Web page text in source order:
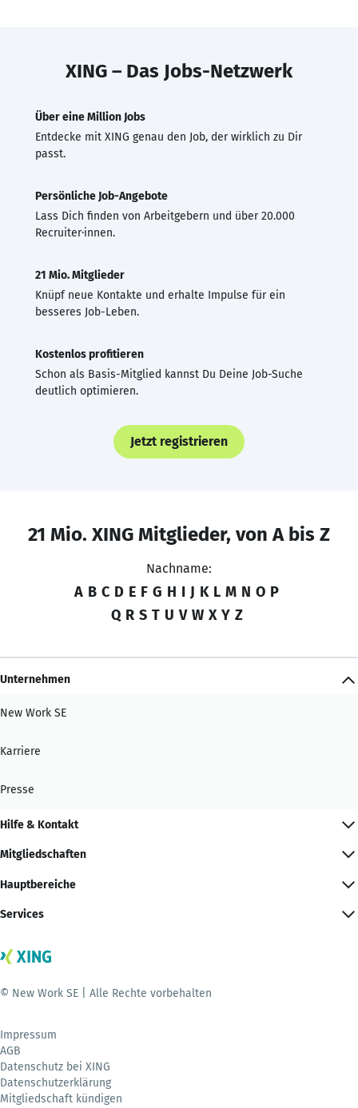
XING – Das Jobs-Netzwerk
Über eine Million Jobs
Entdecke mit XING genau den Job, der wirklich zu Dir
passt.
Persönliche Job-Angebote
Lass Dich finden von Arbeitgebern und über 20.000
Recruiter·innen.
21 Mio. Mitglieder
Knüpf neue Kontakte und erhalte Impulse für ein
besseres Job-Leben.
Kostenlos profitieren
Schon als Basis-Mitglied kannst Du Deine Job-Suche
deutlich optimieren.
Jetzt registrieren
21 Mio. XING Mitglieder, von A bis Z
Nachname:
A B C D E F G H I J K L M N O P
Q R S T U V W X Y Z
Unternehmen
New Work SE
Karriere
Presse
Hilfe & Kontakt
Mitgliedschaften
Hauptbereiche
Services
© New Work SE | Alle Rechte vorbehalten
Impressum
AGB
Datenschutz bei XING
Datenschutzerklärung
Mitgliedschaft kündigen